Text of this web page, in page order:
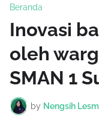
Beranda
Inovasi
oleh
SMAN 1
by Nengsih